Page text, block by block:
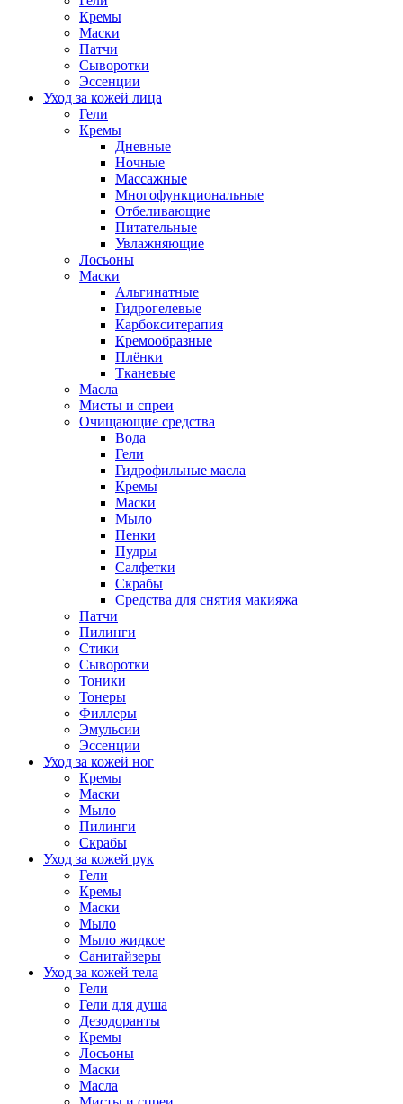
Кремы
Маски
Патчи
Сыворотки
Эссенции
Уход за кожей лица
Гели
Кремы
Дневные
Ночные
Массажные
Многофункциональные
Отбеливающие
Питательные
Увлажняющие
Лосьоны
Маски
Альгинатные
Гидрогелевые
Карбокситерапия
Кремообразные
Плёнки
Тканевые
Масла
Мисты и спреи
Очищающие средства
Вода
Гели
Гидрофильные масла
Кремы
Маски
Мыло
Пенки
Пудры
Салфетки
Скрабы
Средства для снятия макияжа
Патчи
Пилинги
Стики
Сыворотки
Тоники
Тонеры
Филлеры
Эмульсии
Эссенции
Уход за кожей ног
Кремы
Маски
Мыло
Пилинги
Скрабы
Уход за кожей рук
Гели
Кремы
Маски
Мыло
Мыло жидкое
Санитайзеры
Уход за кожей тела
Гели
Гели для душа
Дезодоранты
Кремы
Лосьоны
Маски
Масла